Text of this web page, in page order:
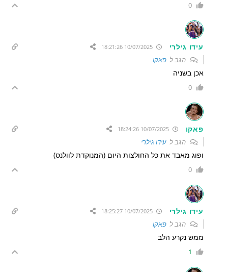
0
עידו גילרי 10/07/2025 18:21:26
הגב לפאקו
אכן בשניה
0
פאקו 10/07/2025 18:24:26
הגב לעידו גילרי
ופוג מאבד את כל החולצות היום (המנוקדת לוולנס)
0
עידו גילרי 10/07/2025 18:25:27
הגב לפאקו
ממש נקרע הלב
1